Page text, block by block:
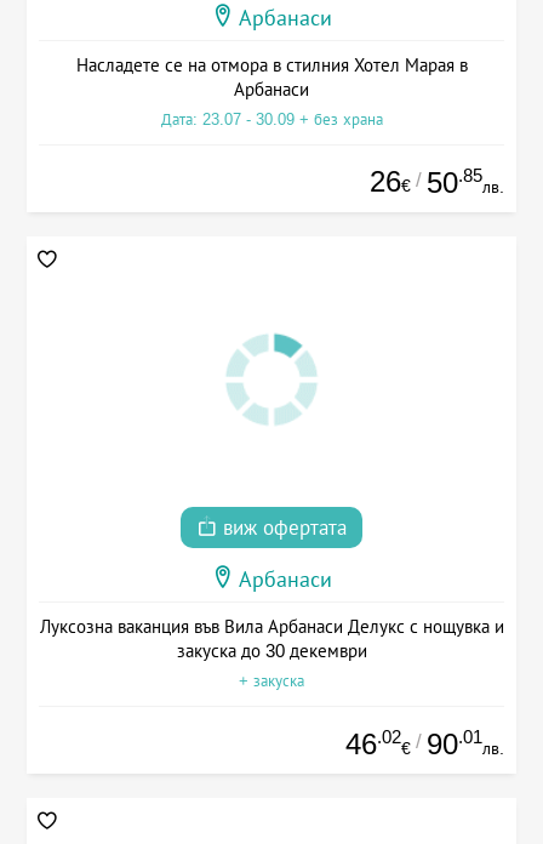
Арбанаси
Насладете се на отмора в стилния Хотел Марая в
Арбанаси
Дата: 23.07 - 30.09 + без храна
26€ / 50.85
лв.
виж офертата
Арбанаси
Луксозна ваканция във Вила Арбанаси Делукс с нощувка и
закуска до 30 декември
+ закуска
46.02
€ / 90.01
лв.